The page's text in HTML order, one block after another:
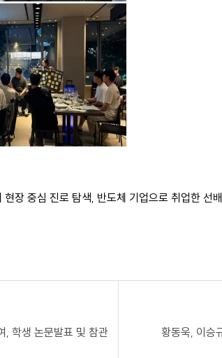
중심 진로 탐색, 반도체 기업으로 취업한 선
, 학생 논문발표 및 참관 황동욱, 이